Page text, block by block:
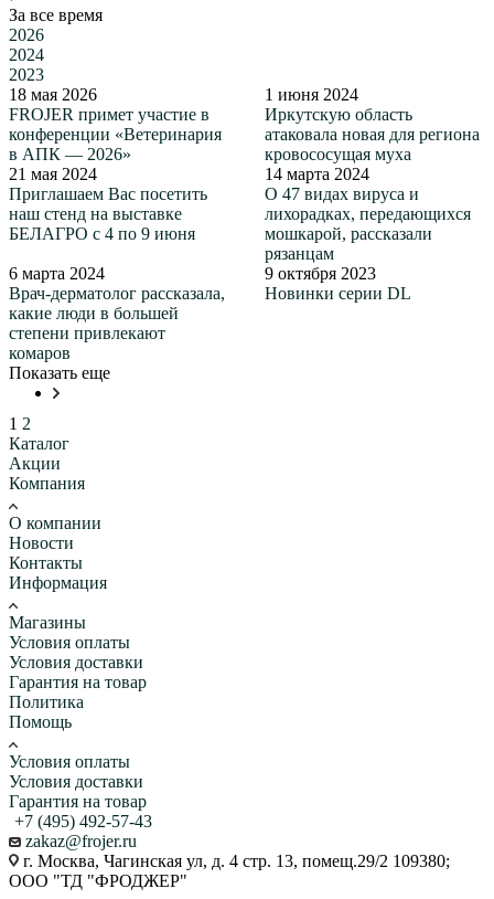
За все время
2026
2024
2023
18 мая 2026
FROJER примет участие в
конференции «Ветеринария
в АПК — 2026»
1 июня 2024
Иркутскую область
атаковала новая для региона
кровососущая муха
21 мая 2024
Приглашаем Вас посетить
наш стенд на выставке
БЕЛАГРО с 4 по 9 июня
14 марта 2024
О 47 видах вируса и
лихорадках, передающихся
мошкарой, рассказали
рязанцам
6 марта 2024
Врач-дерматолог рассказала,
какие люди в большей
степени привлекают
комаров
9 октября 2023
Новинки серии DL
Показать еще
1 2
Каталог
Акции
Компания
О компании
Новости
Контакты
Информация
Магазины
Условия оплаты
Условия доставки
Гарантия на товар
Политика
Помощь
Условия оплаты
Условия доставки
Гарантия на товар
+7 (495) 492-57-43
zakaz@frojer.ru
г. Москва, Чагинская ул, д. 4 стр. 13, помещ.29/2 109380;
ООО "ТД "ФРОДЖЕР"